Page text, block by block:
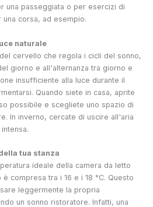
una passeggiata o per esercizi di
corsa, ad esempio.
naturale
cervello che regola i cicli del sonno,
giorno e all'alternanza tra giorno e
insufficiente alla luce durante il
Quando siete in casa, aprite
possibile e scegliete uno spazio di
In inverno, cercate di uscire all'aria
tua stanza
ideale della camera da letto
compresa tra i 16 e i 18 °C. Questo
leggermente la propria
un sonno ristoratore. Infatti, una